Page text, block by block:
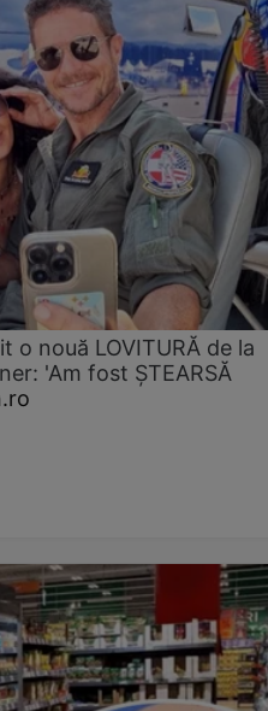
o nouă LOVITURĂ de la
'Am fost ȘTEARSĂ